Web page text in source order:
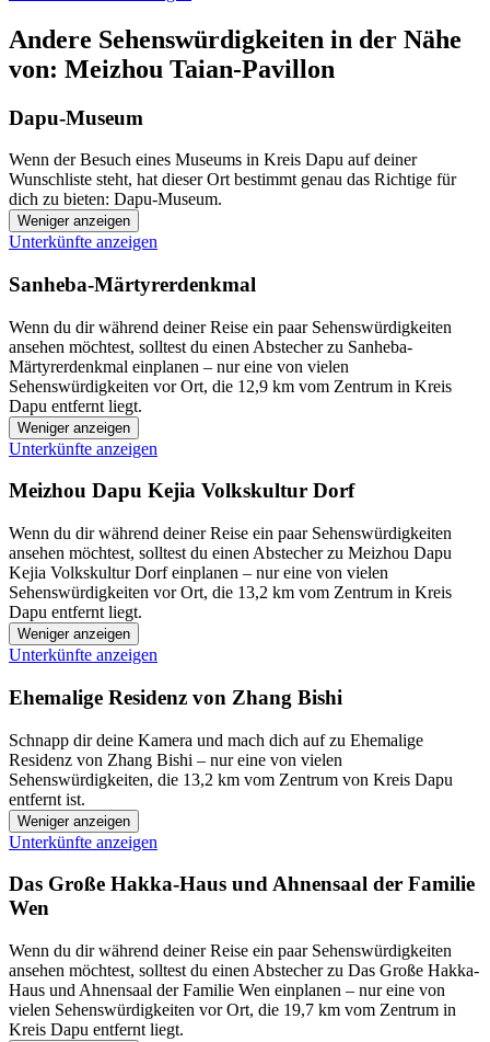
Andere Sehenswürdigkeiten in der Nähe
von: Meizhou Taian-Pavillon
Dapu-Museum
Wenn der Besuch eines Museums in Kreis Dapu auf deiner
Wunschliste steht, hat dieser Ort bestimmt genau das Richtige für
dich zu bieten: Dapu-Museum.
Weniger anzeigen
Unterkünfte anzeigen
Sanheba-Märtyrerdenkmal
Wenn du dir während deiner Reise ein paar Sehenswürdigkeiten
ansehen möchtest, solltest du einen Abstecher zu Sanheba-
Märtyrerdenkmal einplanen – nur eine von vielen
Sehenswürdigkeiten vor Ort, die 12,9 km vom Zentrum in Kreis
Dapu entfernt liegt.
Weniger anzeigen
Unterkünfte anzeigen
Meizhou Dapu Kejia Volkskultur Dorf
Wenn du dir während deiner Reise ein paar Sehenswürdigkeiten
ansehen möchtest, solltest du einen Abstecher zu Meizhou Dapu
Kejia Volkskultur Dorf einplanen – nur eine von vielen
Sehenswürdigkeiten vor Ort, die 13,2 km vom Zentrum in Kreis
Dapu entfernt liegt.
Weniger anzeigen
Unterkünfte anzeigen
Ehemalige Residenz von Zhang Bishi
Schnapp dir deine Kamera und mach dich auf zu Ehemalige
Residenz von Zhang Bishi – nur eine von vielen
Sehenswürdigkeiten, die 13,2 km vom Zentrum von Kreis Dapu
entfernt ist.
Weniger anzeigen
Unterkünfte anzeigen
Das Große Hakka-Haus und Ahnensaal der Familie
Wen
Wenn du dir während deiner Reise ein paar Sehenswürdigkeiten
ansehen möchtest, solltest du einen Abstecher zu Das Große Hakka-
Haus und Ahnensaal der Familie Wen einplanen – nur eine von
vielen Sehenswürdigkeiten vor Ort, die 19,7 km vom Zentrum in
Kreis Dapu entfernt liegt.